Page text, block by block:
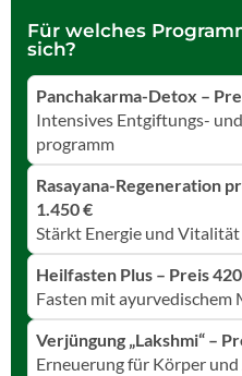
Für welches
sich?
Panchakarma-Detox –
Intensives Entgiftungs-
programm
Rasayana-Regeneration
1.450 €
Stärkt Energie und Vitalität
Heilfasten Plus – Preis
Fasten mit ayurvedischem
Verjüngung „Lakshmi“ –
Erneuerung für Körper